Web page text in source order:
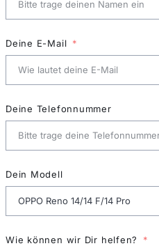
Deine E-Mail
Deine Telefonnummer
Dein Modell
Wie können wir Dir helfen?